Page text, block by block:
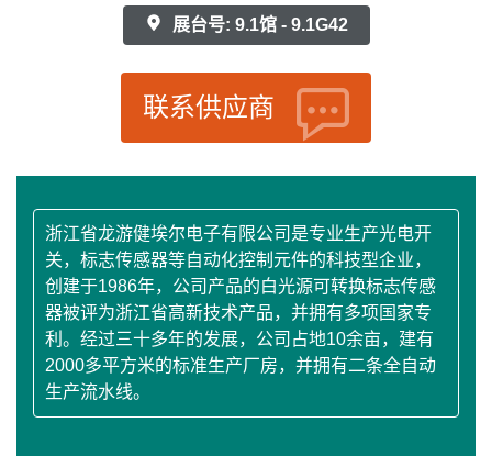
展台号: 9.1馆 - 9.1G42
联系供应商
浙江省龙游健埃尔电子有限公司是专业生产光电开
关，标志传感器等自动化控制元件的科技型企业，
创建于1986年，公司产品的白光源可转换标志传感
器被评为浙江省高新技术产品，并拥有多项国家专
利。经过三十多年的发展，公司占地10余亩，建有
2000多平方米的标准生产厂房，并拥有二条全自动
生产流水线。